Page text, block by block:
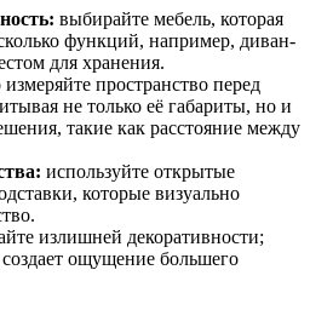
выбирайте мебель, которая
функций, например, диван-
для хранения.
пространство перед
не только её габариты, но и
такие как расстояние между
используйте открытые
которые визуально
излишней декоративности;
ощущение большего